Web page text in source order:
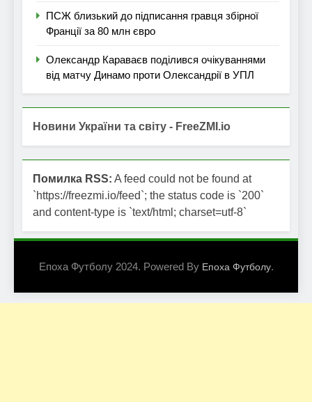
ПСЖ близький до підписання гравця збірної
Франції за 80 млн євро
Олександр Караваєв поділився очікуваннями
від матчу Динамо проти Олександрії в УПЛ
Новини України та світу - FreeZMI.io
Помилка RSS: A feed could not be found at
`https://freezmi.io/feed`; the status code is `200`
and content-type is `text/html; charset=utf-8`
Епоха Футболу 2024. Powered By Епоха Футболу.